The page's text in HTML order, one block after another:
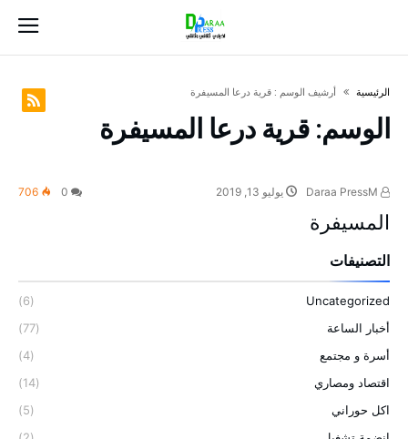
‫الرئيسية‬ ‫أرشيف الوسم :‬ قرية درعا المسيفرة
الوسم:قرية درعا المسيفرة
يوليو 13, 2019 706
المسيفرة
التصنيفات
Uncategorized
(6)
أخبار الساعة
(77)
أسرة و مجتمع
(4)
اقتصاد ومصاري
(14)
اكل حوراني
(5)